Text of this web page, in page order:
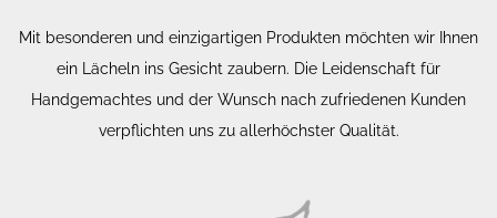
Mit besonderen und einzigartigen Produkten möchten wir Ihnen
ein Lächeln ins Gesicht zaubern. Die Leidenschaft für
Handgemachtes und der Wunsch nach zufriedenen Kunden
verpflichten uns zu allerhöchster Qualität.